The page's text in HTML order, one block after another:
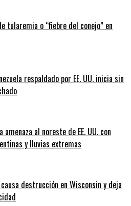
tularemia o “fiebre del conejo” en
respaldado por EE. UU. inicia sin
al noreste de EE. UU. con
y lluvias extremas
destrucción en Wisconsin y deja